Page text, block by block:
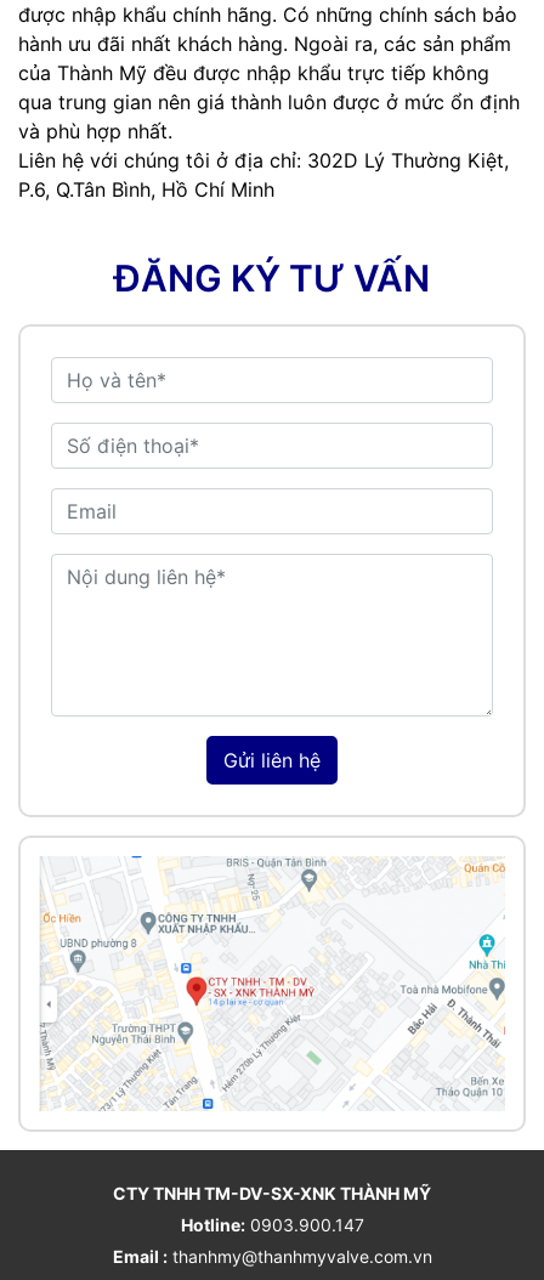
được nhập khẩu chính hãng. Có những chính sách bảo
hành ưu đãi nhất khách hàng. Ngoài ra, các sản phẩm
của Thành Mỹ đều được nhập khẩu trực tiếp không
qua trung gian nên giá thành luôn được ở mức ổn định
và phù hợp nhất.
Liên hệ với chúng tôi ở địa chỉ: 302D Lý Thường Kiệt,
P.6, Q.Tân Bình, Hồ Chí Minh
ĐĂNG KÝ TƯ VẤN
Gửi liên hệ
CTY TNHH TM-DV-SX-XNK THÀNH MỸ
Hotline:0903.900.147
Email :thanhmy@thanhmyvalve.com.vn